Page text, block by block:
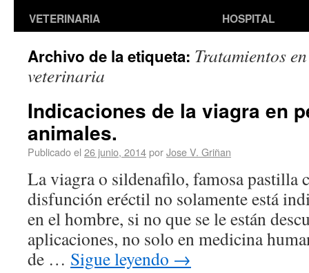
VETERINARIA
HOSPITAL
Archivo de la etiqueta: Tratamientos
veterinaria
Indicaciones de la viagra en
animales.
Publicado el 26 junio, 2014porJose V. Griñan
La viagra o sildenafilo, famosa pastilla
disfunción eréctil no solamente está
en el hombre, si no que se le están
aplicaciones, no solo en medicina
de … Sigue leyendo →